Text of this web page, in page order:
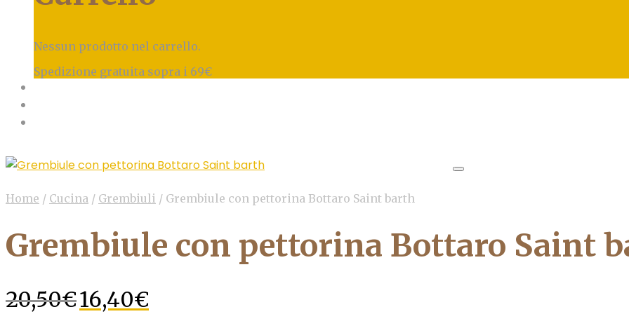
Nessun prodotto nel carrello.
Spedizione gratuita sopra i 69€
Home / Cucina / Grembiuli / Grembiule con pettorina Bottaro Saint barth
Grembiule con pettorina Bottaro Saint
20,50€ Il
prezzo
16,40€prezzo